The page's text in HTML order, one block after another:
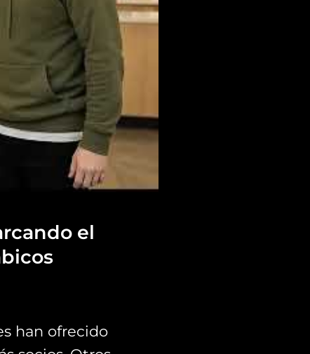
el
han ofrecido